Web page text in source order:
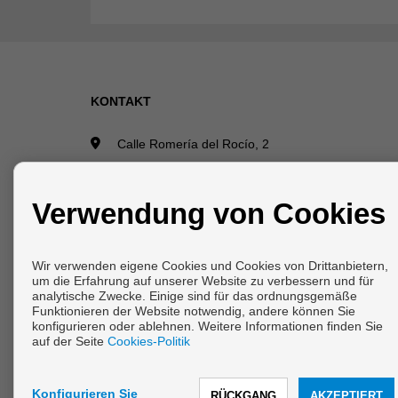
KONTAKT
Calle Romería del Rocío, 2
+34 607592668
+34 952465280
Von Montag bis Freitag : 10:00 - 13:30 und 17:00
19:30
Copyright © 2026 Vani & Casa.
Verwendung von Cookies
Wir verwenden eigene Cookies und Cookies von Drittanbietern,
um die Erfahrung auf unserer Website zu verbessern und für
analytische Zwecke. Einige sind für das ordnungsgemäße
Funktionieren der Website notwendig, andere können Sie
konfigurieren oder ablehnen. Weitere Informationen finden Sie
auf der Seite Cookies-Politik
Konfigurieren Sie